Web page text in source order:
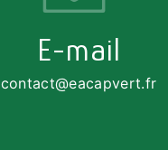
E-mail
contact@eacapvert.fr